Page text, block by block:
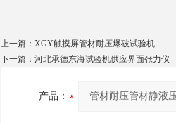
上一篇： XGY触摸屏管材耐压爆破试验机
下一篇： 河北承德东海试验机供应界面张力仪
产品：